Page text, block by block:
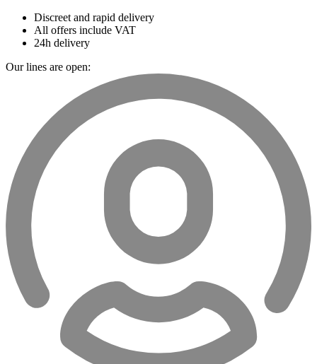
Discreet and rapid delivery
All offers include VAT
24h delivery
Our lines are open: